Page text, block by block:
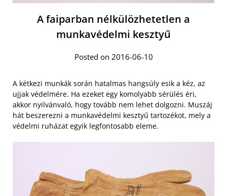
A faiparban nélkülözhetetlen a
munkavédelmi kesztyű
Posted on 2016-06-10
A kétkezi munkák során hatalmas hangsúly esik a kéz, az
ujjak védelmére. Ha ezeket egy komolyabb sérülés éri,
akkor nyilvánvaló, hogy tovább nem lehet dolgozni. Muszáj
hát beszerezni a munkavédelmi kesztyű tartozékot, mely a
védelmi ruházat egyik legfontosabb eleme.